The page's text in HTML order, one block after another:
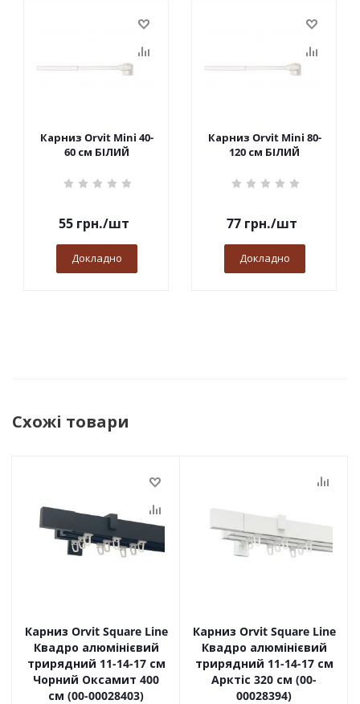
Карниз Orvit Mini 40-
60 см БІЛИЙ
55грн./шт
Докладно
Карниз Orvit Mini 80-
120 см БІЛИЙ
77грн./шт
Докладно
Схожі товари
Карниз Orvit Square Line
Квадро алюмінієвий
трирядний 11-14-17 см
Чорний Оксамит 400
см (00-00028403)
Карниз Orvit Square Line
Квадро алюмінієвий
трирядний 11-14-17 см
Арктіс 320 см (00-
00028394)